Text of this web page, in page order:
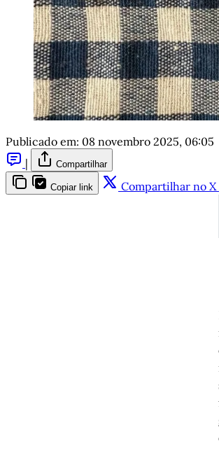
Publicado em: 08 novembro 2025, 06:05
|
Compartilhar
Copiar link Compartilhar no X